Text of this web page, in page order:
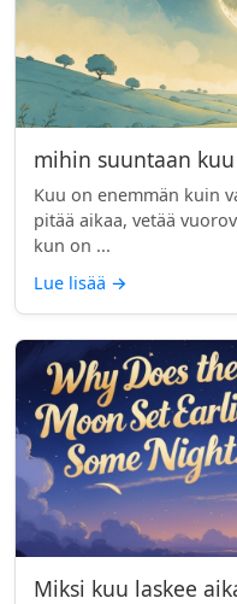
mihin suuntaan kuu
Kuu on enemmän kuin
pitää aikaa, vetää
kun on ...
Lue lisää →
Miksi kuu laskee